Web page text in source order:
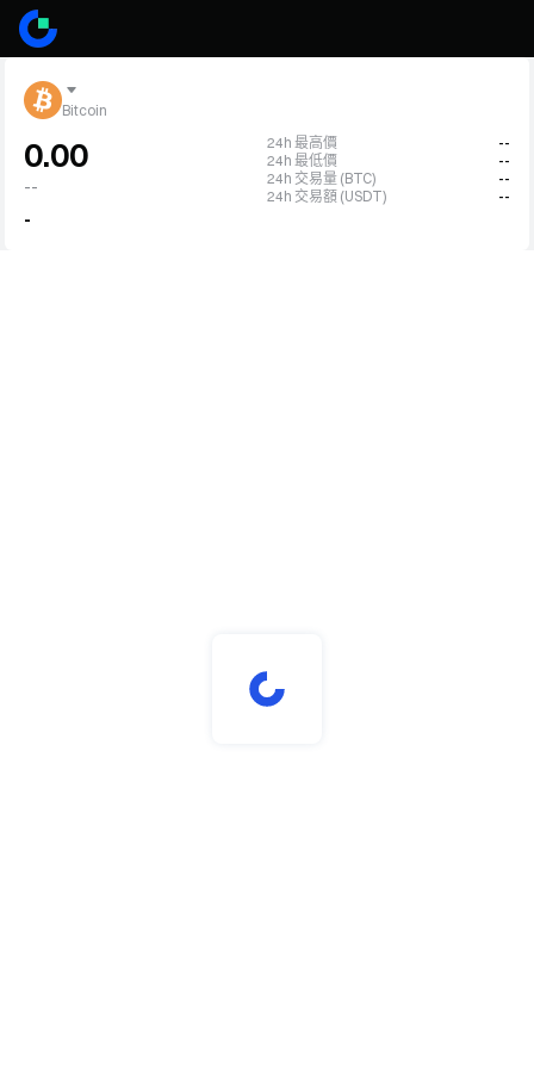
Bitcoin
0.00
--
-
24h 最高價
--
24h 最低價
--
24h 交易量 (BTC)
--
24h 交易額 (USDT)
--